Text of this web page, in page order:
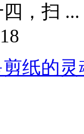
，扫 ...
纸的灵